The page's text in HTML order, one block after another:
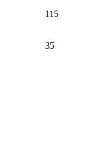
115
35